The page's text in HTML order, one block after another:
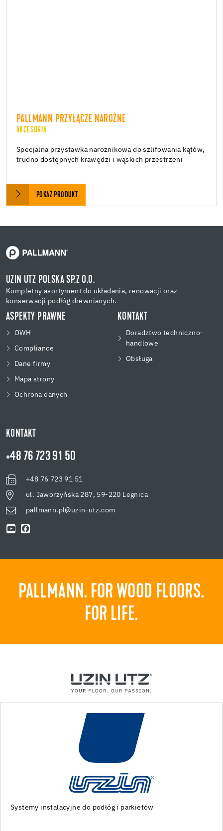
PALLMANN PRZYŁĄCZE NAROŻNE
AKCESORIA
Specjalna przystawka narożnikowa do szlifowania kątów,
trudno dostępnych krawędzi i wąskich przestrzeni
POKAŻ PRODUKT
UZIN UTZ POLSKA SP.Z O.O.
Kompletny asortyment do układania, renowacji oraz
konserwacji podłóg drewnianych.
ASPEKTY PRAWNE
OWH
Compliance
Dane firmy
Mapa strony
Ochrona danych
KONTAKT
Doradztwo techniczno-
handlowe
Obsługa
KONTAKT
+48 76 723 91 50
+48 76 723 91 51
ul. Jaworzyńska 287, 59-220 Legnica
pallmann.pl@uzin-utz.com
PALLMANN. FOR WOOD FLOORS.
FOR LIFE.
Specjalistyczne maszyny i narzędzia do przygotowania